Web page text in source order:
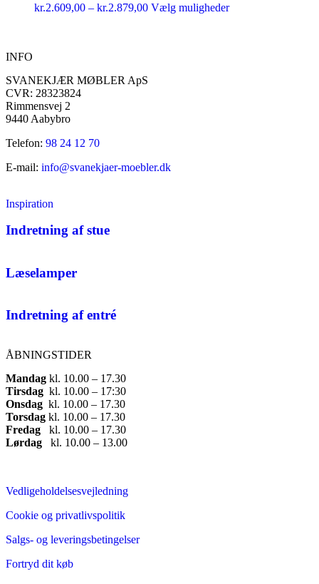
kr.2.609,00 – kr.2.879,00 Vælg muligheder
INFO
SVANEKJÆR MØBLER ApS
CVR: 28323824
Rimmensvej 2
9440 Aabybro
Telefon: 98 24 12 70
E-mail: info@svanekjaer-moebler.dk
Inspiration
Indretning af stue
Læselamper
Indretning af entré
ÅBNINGSTIDER
Mandag ​ kl. 10.00 – 17.30​
Tirsdag ​ kl. 10.00 – 17:30​
Onsdag ​ kl. 10.00 – 17.30​
Torsdag ​ kl. 10.00 – 17.30​
Fredag ​ kl. 10.00 – 17.30​
Lørdag ​ kl. 10.00 – 13.00
Vedligeholdelsesvejledning
Cookie og privatlivspolitik
Salgs- og leveringsbetingelser
Fortryd dit køb